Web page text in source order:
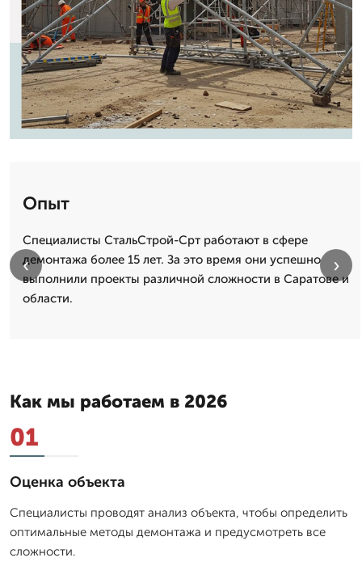
Опыт
Специалисты СтальСтрой-Срт работают в сфере
демонтажа более 15 лет. За это время они успешно
выполнили проекты различной сложности в Саратове и
области.
‹ ›
Как мы работаем в 2026
01
Оценка объекта
Специалисты проводят анализ объекта, чтобы определить
оптимальные методы демонтажа и предусмотреть все
сложности.